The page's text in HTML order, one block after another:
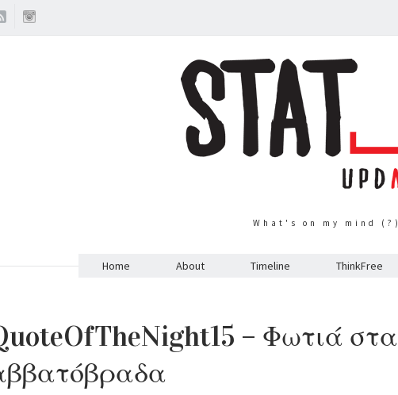
What's on my mind (?)
Home About Timeline ThinkFree
– Φωτιά στα